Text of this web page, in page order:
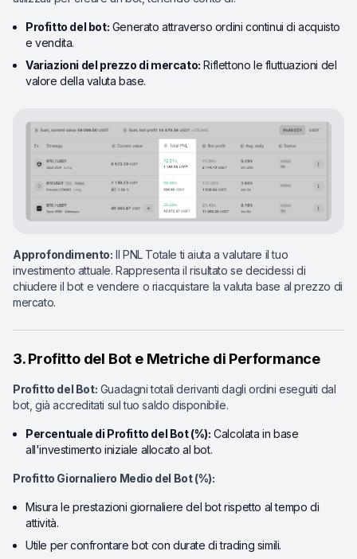
Profitto del bot: Generato attraverso ordini continui di acquisto
e vendita.
Variazioni del prezzo di mercato: Riflettono le fluttuazioni del
valore della valuta base.
Approfondimento: Il PNL Totale ti aiuta a valutare il tuo
investimento attuale. Rappresenta il risultato se decidessi di
chiudere il bot e vendere o riacquistare la valuta base al prezzo di
mercato.
3. Profitto del Bot e Metriche di Performance
Profitto del Bot: Guadagni totali derivanti dagli ordini eseguiti dal
bot, già accreditati sul tuo saldo disponibile.
Percentuale di Profitto del Bot (%): Calcolata in base
all'investimento iniziale allocato al bot.
Profitto Giornaliero Medio del Bot (%):
Misura le prestazioni giornaliere del bot rispetto al tempo di
attività.
Utile per confrontare bot con durate di trading simili.